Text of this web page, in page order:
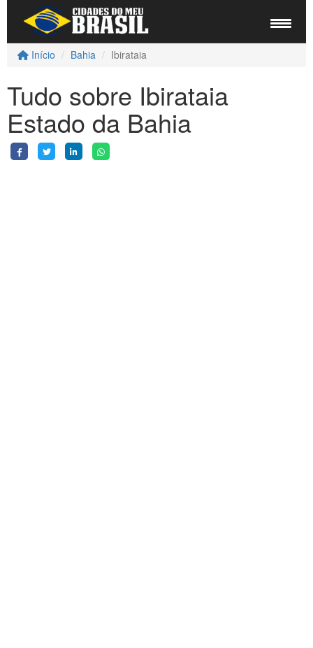
Início Bahia Ibirataia
Tudo sobre Ibirataia
Estado da Bahia